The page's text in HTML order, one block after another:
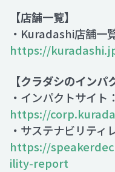
【店舗一覧】
・Kuradashi店舗一
https://
【クラダシのインパ
・インパクトサイト：
https://
・サステナビリティ
https://
ility-report